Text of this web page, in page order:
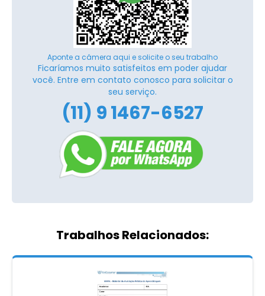
Aponte a câmera aqui e solicite o seu trabalho
Ficaríamos muito satisfeitos em poder ajudar
você. Entre em contato conosco para solicitar o
seu serviço.
(11) 9 1467-6527
Trabalhos Relacionados: